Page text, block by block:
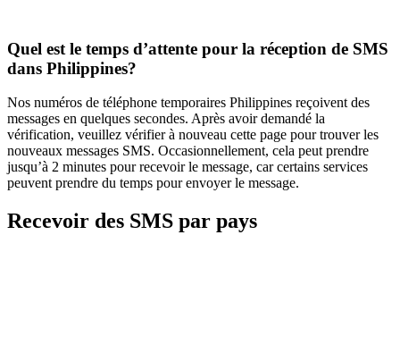
Quel est le temps d’attente pour la réception de SMS
dans Philippines?
Nos numéros de téléphone temporaires Philippines reçoivent des
messages en quelques secondes. Après avoir demandé la
vérification, veuillez vérifier à nouveau cette page pour trouver les
nouveaux messages SMS. Occasionnellement, cela peut prendre
jusqu’à 2 minutes pour recevoir le message, car certains services
peuvent prendre du temps pour envoyer le message.
Recevoir des SMS par pays